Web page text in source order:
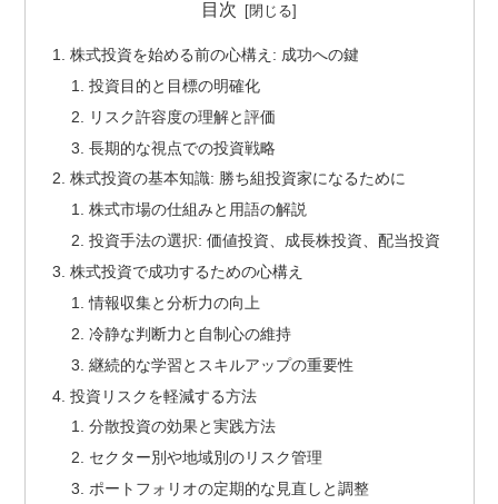
目次
株式投資を始める前の心構え: 成功への鍵
投資目的と目標の明確化
リスク許容度の理解と評価
長期的な視点での投資戦略
株式投資の基本知識: 勝ち組投資家になるために
株式市場の仕組みと用語の解説
投資手法の選択: 価値投資、成長株投資、配当投資
株式投資で成功するための心構え
情報収集と分析力の向上
冷静な判断力と自制心の維持
継続的な学習とスキルアップの重要性
投資リスクを軽減する方法
分散投資の効果と実践方法
セクター別や地域別のリスク管理
ポートフォリオの定期的な見直しと調整